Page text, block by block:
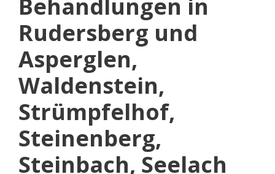
Behandlungen in
Rudersberg und
Asperglen,
Waldenstein,
Strümpfelhof,
Steinenberg,
Steinbach, Seelach